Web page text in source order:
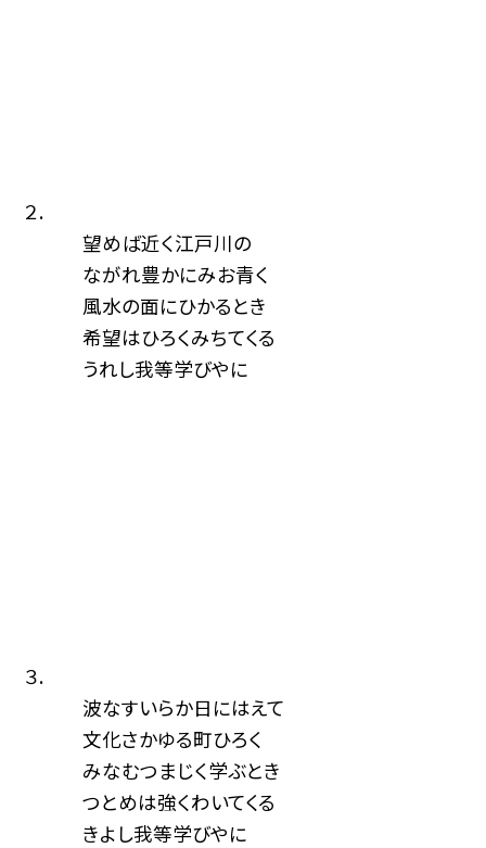
２.
望めば近く江戸川の
ながれ豊かにみお青く
風水の面にひかるとき
希望はひろくみちてくる
うれし我等学びやに
３.
波なすいらか日にはえて
文化さかゆる町ひろく
みなむつまじく学ぶとき
つとめは強くわいてくる
きよし我等学びやに